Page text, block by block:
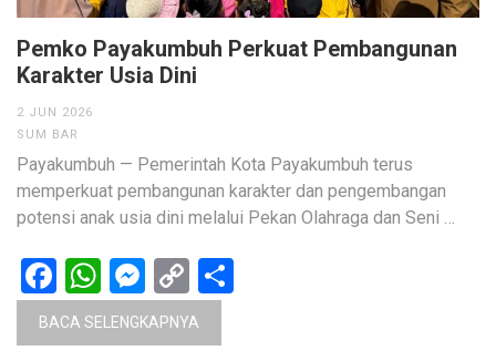
Pemko Payakumbuh Perkuat Pembangunan
Karakter Usia Dini
2 JUN 2026
SUM BAR
Payakumbuh — Pemerintah Kota Payakumbuh terus
memperkuat pembangunan karakter dan pengembangan
potensi anak usia dini melalui Pekan Olahraga dan Seni …
Facebook
WhatsApp
Messenger
Copy
Link
BACA SELENGKAPNYA